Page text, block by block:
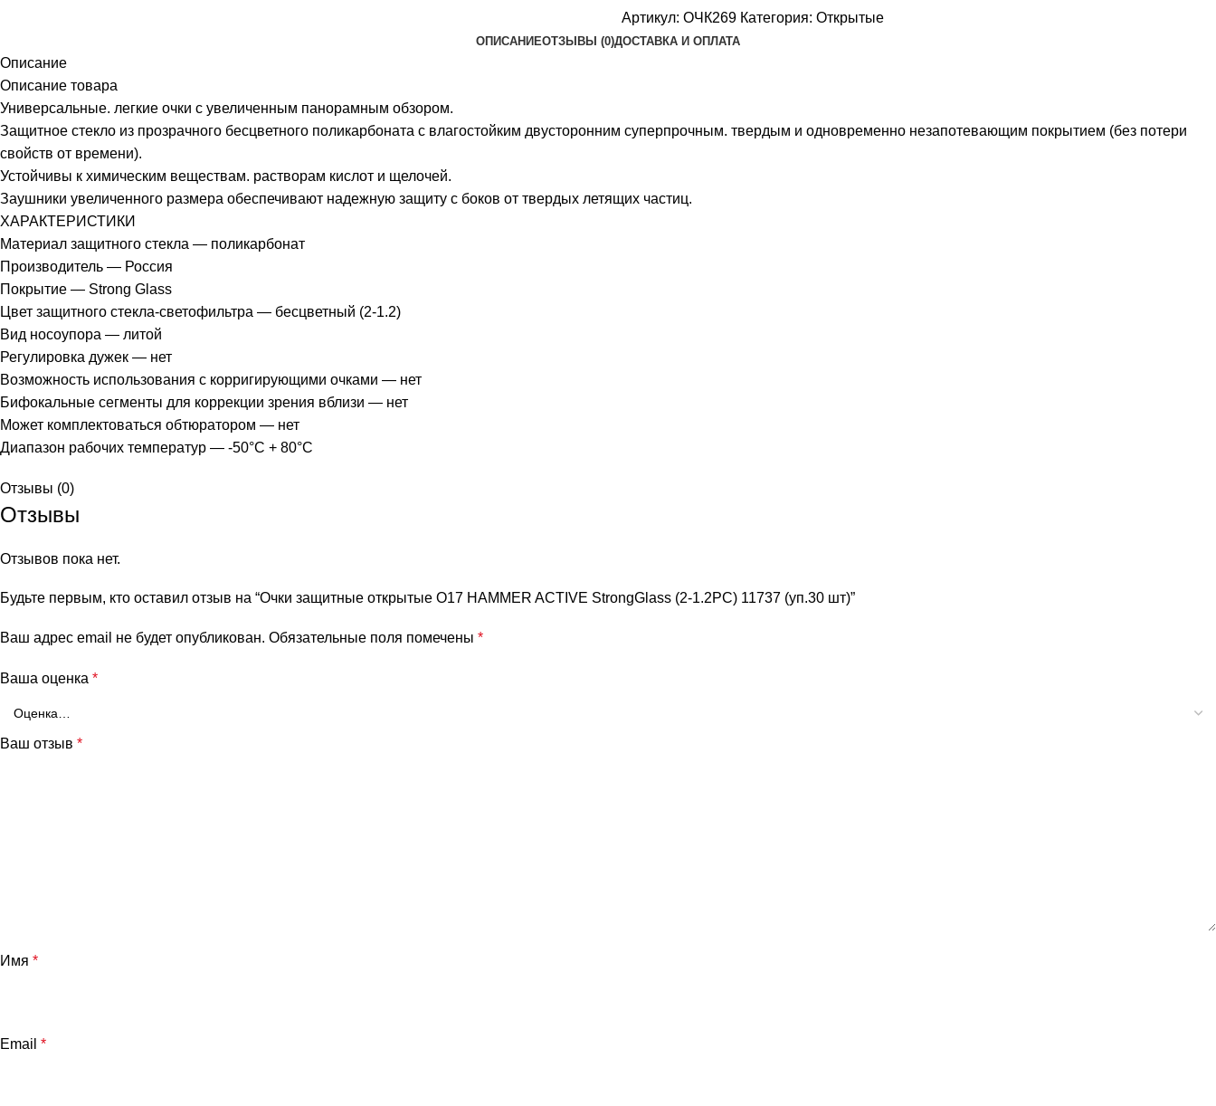
Артикул: ОЧК269 Категория: Открытые
ОПИСАНИЕОТЗЫВЫ (0)ДОСТАВКА И ОПЛАТА
Описание
Описание товара
Универсальные. легкие очки с увеличенным панорамным обзором.
Защитное стекло из прозрачного бесцветного поликарбоната с влагостойким двусторонним суперпрочным. твердым и одновременно незапотевающим покрытием (без потери
свойств от времени).
Устойчивы к химическим веществам. растворам кислот и щелочей.
Заушники увеличенного размера обеспечивают надежную защиту с боков от твердых летящих частиц.
ХАРАКТЕРИСТИКИ
Материал защитного стекла — поликарбонат
Производитель — Россия
Покрытие — Strong Glass
Цвет защитного стекла-светофильтра — бесцветный (2-1.2)
Вид носоупора — литой
Регулировка дужек — нет
Возможность использования с корригирующими очками — нет
Бифокальные сегменты для коррекции зрения вблизи — нет
Может комплектоваться обтюратором — нет
Диапазон рабочих температур — -50°C + 80°C
Отзывы (0)
Отзывы
Отзывов пока нет.
Будьте первым, кто оставил отзыв на “Очки защитные открытые О17 HAMMER ACTIVE StrongGlass (2-1.2РС) 11737 (уп.30 шт)”
Ваш адрес email не будет опубликован. Обязательные поля помечены *
Ваша оценка *
Ваш отзыв *
Имя *
Email *